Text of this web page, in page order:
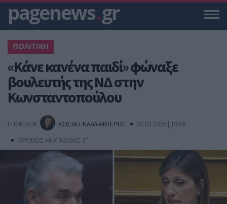
pagenews.gr
ΠΟΛΙΤΙΚΗ
«Κάνε κανένα παιδί» φώναξε
βουλευτής της ΝΔ στην
Κωνσταντοπούλου
ΕΠΙΜΕΛΕΙΑ ΚΩΣΤΑΣ ΚΑΛΛΙΑΝΤΕΡΗΣ
07.03.2025 | 19:08
ΧΡΟΝΟΣ ΑΝΑΓΝΩΣΗΣ 3 '